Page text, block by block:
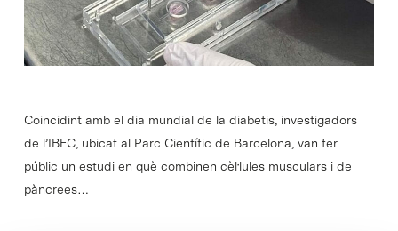
Coincidint amb el dia mundial de la diabetis, investigadors
de l’IBEC, ubicat al Parc Científic de Barcelona, van fer
públic un estudi en què combinen cèl·lules musculars i de
pàncrees…